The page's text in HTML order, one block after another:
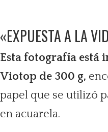
«EXPUESTA A LA
Esta fotografía está
Viotop de 300 g,
papel que se utilizó
en acuarela.